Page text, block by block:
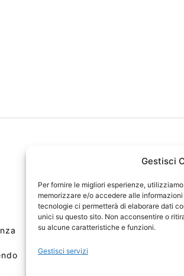
Gestisci
Per fornire le migliori esperienze,
memorizzare e/o accedere alle
tecnologie ci permetterà di elaborare dati
unici su questo sito. Non acconsentire o
su alcune caratteristiche e funzioni.
Gestisci servizi
Copyright 2026
Edizioni Web4Star
Chi Siamo: Redazione
📰 Contenuto Umano Verificato
Sitemap-